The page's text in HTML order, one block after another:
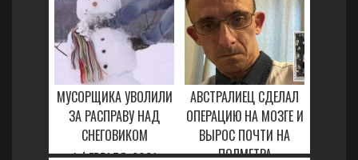
МУСОРЩИКА УВОЛИЛИ
ЗА РАСПРАВУ НАД
СНЕГОВИКОМ
АВСТРАЛИЕЦ СДЕЛАЛ
ОПЕРАЦИЮ НА МОЗГЕ И
ВЫРОС ПОЧТИ НА
ПОЛМЕТРА